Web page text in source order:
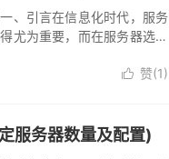
、引言在信息化时代，服务
尤为重要，而在服务器选型
的服务器配置，以便为企业
 赞(1)
服务器数量及配置)